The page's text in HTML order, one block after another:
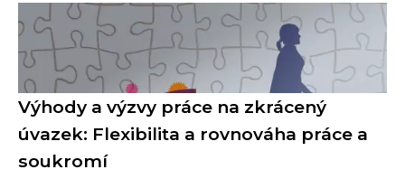
Výhody a výzvy práce na zkrácený
úvazek: Flexibilita a rovnováha práce a
soukromí